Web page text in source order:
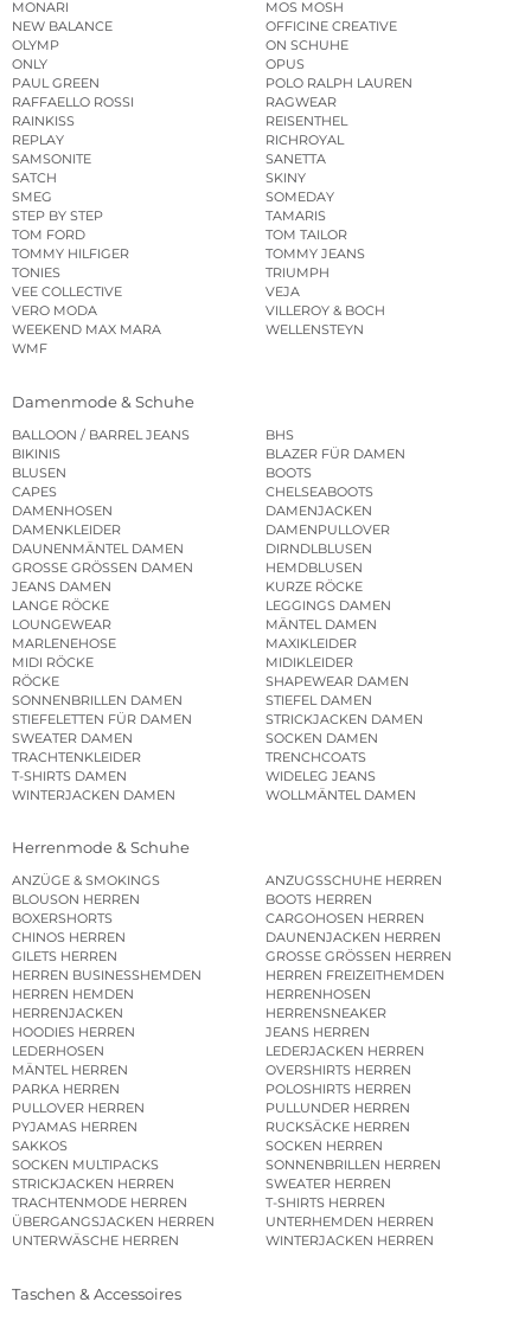
MONARI
MOS MOSH
NEW BALANCE
OFFICINE CREATIVE
OLYMP
ON SCHUHE
ONLY
OPUS
PAUL GREEN
POLO RALPH LAUREN
RAFFAELLO ROSSI
RAGWEAR
RAINKISS
REISENTHEL
REPLAY
RICHROYAL
SAMSONITE
SANETTA
SATCH
SKINY
SMEG
SOMEDAY
STEP BY STEP
TAMARIS
TOM FORD
TOM TAILOR
TOMMY HILFIGER
TOMMY JEANS
TONIES
TRIUMPH
VEE COLLECTIVE
VEJA
VERO MODA
VILLEROY & BOCH
WEEKEND MAX MARA
WELLENSTEYN
WMF
Damenmode & Schuhe
BALLOON / BARREL JEANS
BHS
BIKINIS
BLAZER FÜR DAMEN
BLUSEN
BOOTS
CAPES
CHELSEABOOTS
DAMENHOSEN
DAMENJACKEN
DAMENKLEIDER
DAMENPULLOVER
DAUNENMÄNTEL DAMEN
DIRNDLBLUSEN
GROSSE GRÖSSEN DAMEN
HEMDBLUSEN
JEANS DAMEN
KURZE RÖCKE
LANGE RÖCKE
LEGGINGS DAMEN
LOUNGEWEAR
MÄNTEL DAMEN
MARLENEHOSE
MAXIKLEIDER
MIDI RÖCKE
MIDIKLEIDER
RÖCKE
SHAPEWEAR DAMEN
SONNENBRILLEN DAMEN
STIEFEL DAMEN
STIEFELETTEN FÜR DAMEN
STRICKJACKEN DAMEN
SWEATER DAMEN
SOCKEN DAMEN
TRACHTENKLEIDER
TRENCHCOATS
T-SHIRTS DAMEN
WIDELEG JEANS
WINTERJACKEN DAMEN
WOLLMÄNTEL DAMEN
Herrenmode & Schuhe
ANZÜGE & SMOKINGS
ANZUGSSCHUHE HERREN
BLOUSON HERREN
BOOTS HERREN
BOXERSHORTS
CARGOHOSEN HERREN
CHINOS HERREN
DAUNENJACKEN HERREN
GILETS HERREN
GROSSE GRÖSSEN HERREN
HERREN BUSINESSHEMDEN
HERREN FREIZEITHEMDEN
HERREN HEMDEN
HERRENHOSEN
HERRENJACKEN
HERRENSNEAKER
HOODIES HERREN
JEANS HERREN
LEDERHOSEN
LEDERJACKEN HERREN
MÄNTEL HERREN
OVERSHIRTS HERREN
PARKA HERREN
POLOSHIRTS HERREN
PULLOVER HERREN
PULLUNDER HERREN
PYJAMAS HERREN
RUCKSÄCKE HERREN
SAKKOS
SOCKEN HERREN
SOCKEN MULTIPACKS
SONNENBRILLEN HERREN
STRICKJACKEN HERREN
SWEATER HERREN
TRACHTENMODE HERREN
T-SHIRTS HERREN
ÜBERGANGSJACKEN HERREN
UNTERHEMDEN HERREN
UNTERWÄSCHE HERREN
WINTERJACKEN HERREN
Taschen & Accessoires